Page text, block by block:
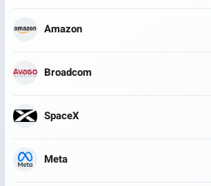
Amazon
Broadcom
SpaceX
Meta